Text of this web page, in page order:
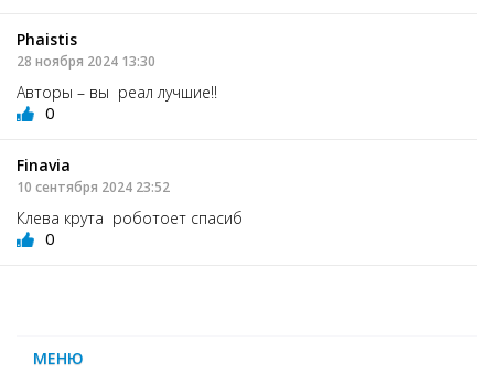
Phaistis
28 ноября 2024 13:30
Авторы – вы реал лучшие!!
0
Finavia
10 сентября 2024 23:52
Клева крута роботоет спасиб
0
МЕНЮ